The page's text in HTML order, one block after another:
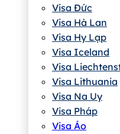
Visa Đức
Visa Hà Lan
Visa Hy Lạp
Visa Iceland
Visa
Visa Lithuania
Visa Na Uy
Visa Pháp
Visa Áo